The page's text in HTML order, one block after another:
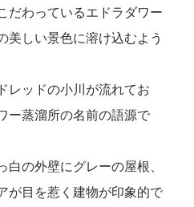
だわっているエドラダワー
美しい景色に溶け込むよう
レッドの小川が流れてお
ー蒸溜所の名前の語源で
の外壁にグレーの屋根、
が目を惹く建物が印象的で